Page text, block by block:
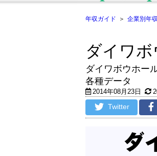
年収ガイド ＞ 企業別年
ダイワ
ダイワボウホー
各種データ
2014年08月23日
Twitter